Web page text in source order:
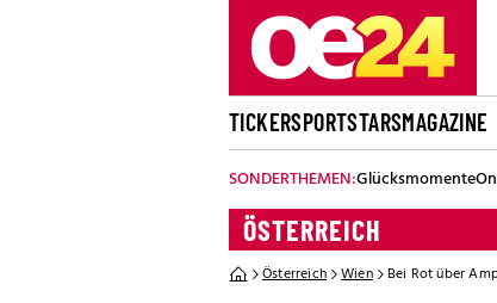
TICKERSPORTSTARSMAGAZINE
SONDERTHEMEN:Glücksmomente
ÖSTERREICH
Österreich Wien Bei Rot über